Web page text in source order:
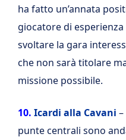
ha fatto un’annata
giocatore di
svoltare la gara
che non sarà titolare
missione possibile.
10. Icardi alla Cavani
punte centrali sono